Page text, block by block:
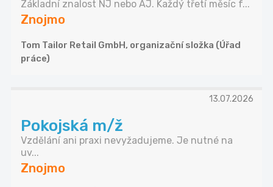
Základní znalost NJ nebo AJ. Každý třetí měsíc f...
Znojmo
Tom Tailor Retail GmbH, organizační složka (Úřad
práce)
13.07.2026
Pokojská m/ž
Vzdělání ani praxi nevyžadujeme. Je nutné na
uv...
Znojmo